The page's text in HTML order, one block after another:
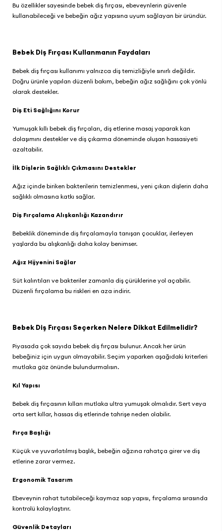
Bu özellikler sayesinde bebek diş fırçası, ebeveynlerin güvenle
kullanabileceği ve bebeğin ağız yapısına uyum sağlayan bir üründür.
Bebek Diş Fırçası Kullanmanın Faydaları
Bebek diş fırçası kullanımı yalnızca diş temizliğiyle sınırlı değildir.
Doğru ürünle yapılan düzenli bakım, bebeğin ağız sağlığını çok yönlü
olarak destekler.
Diş Eti Sağlığını Korur
Yumuşak kıllı bebek diş fırçaları, diş etlerine masaj yaparak kan
dolaşımını destekler ve diş çıkarma döneminde oluşan hassasiyeti
azaltabilir.
İlk Dişlerin Sağlıklı Çıkmasını Destekler
Ağız içinde biriken bakterilerin temizlenmesi, yeni çıkan dişlerin daha
sağlıklı olmasına katkı sağlar.
Diş Fırçalama Alışkanlığı Kazandırır
Bebeklik döneminde diş fırçalamayla tanışan çocuklar, ilerleyen
yaşlarda bu alışkanlığı daha kolay benimser.
Ağız Hijyenini Sağlar
Süt kalıntıları ve bakteriler zamanla diş çürüklerine yol açabilir.
Düzenli fırçalama bu riskleri en aza indirir.
Bebek Diş Fırçası Seçerken Nelere Dikkat Edilmelidir?
Piyasada çok sayıda bebek diş fırçası bulunur. Ancak her ürün
bebeğiniz için uygun olmayabilir. Seçim yaparken aşağıdaki kriterleri
mutlaka göz önünde bulundurmalısın.
Kıl Yapısı
Bebek diş fırçasının kılları mutlaka ultra yumuşak olmalıdır. Sert veya
orta sert kıllar, hassas diş etlerinde tahrişe neden olabilir.
Fırça Başlığı
Küçük ve yuvarlatılmış başlık, bebeğin ağzına rahatça girer ve diş
etlerine zarar vermez.
Ergonomik Tasarım
Ebeveynin rahat tutabileceği kaymaz sap yapısı, fırçalama sırasında
kontrolü kolaylaştırır.
Güvenlik Detayları